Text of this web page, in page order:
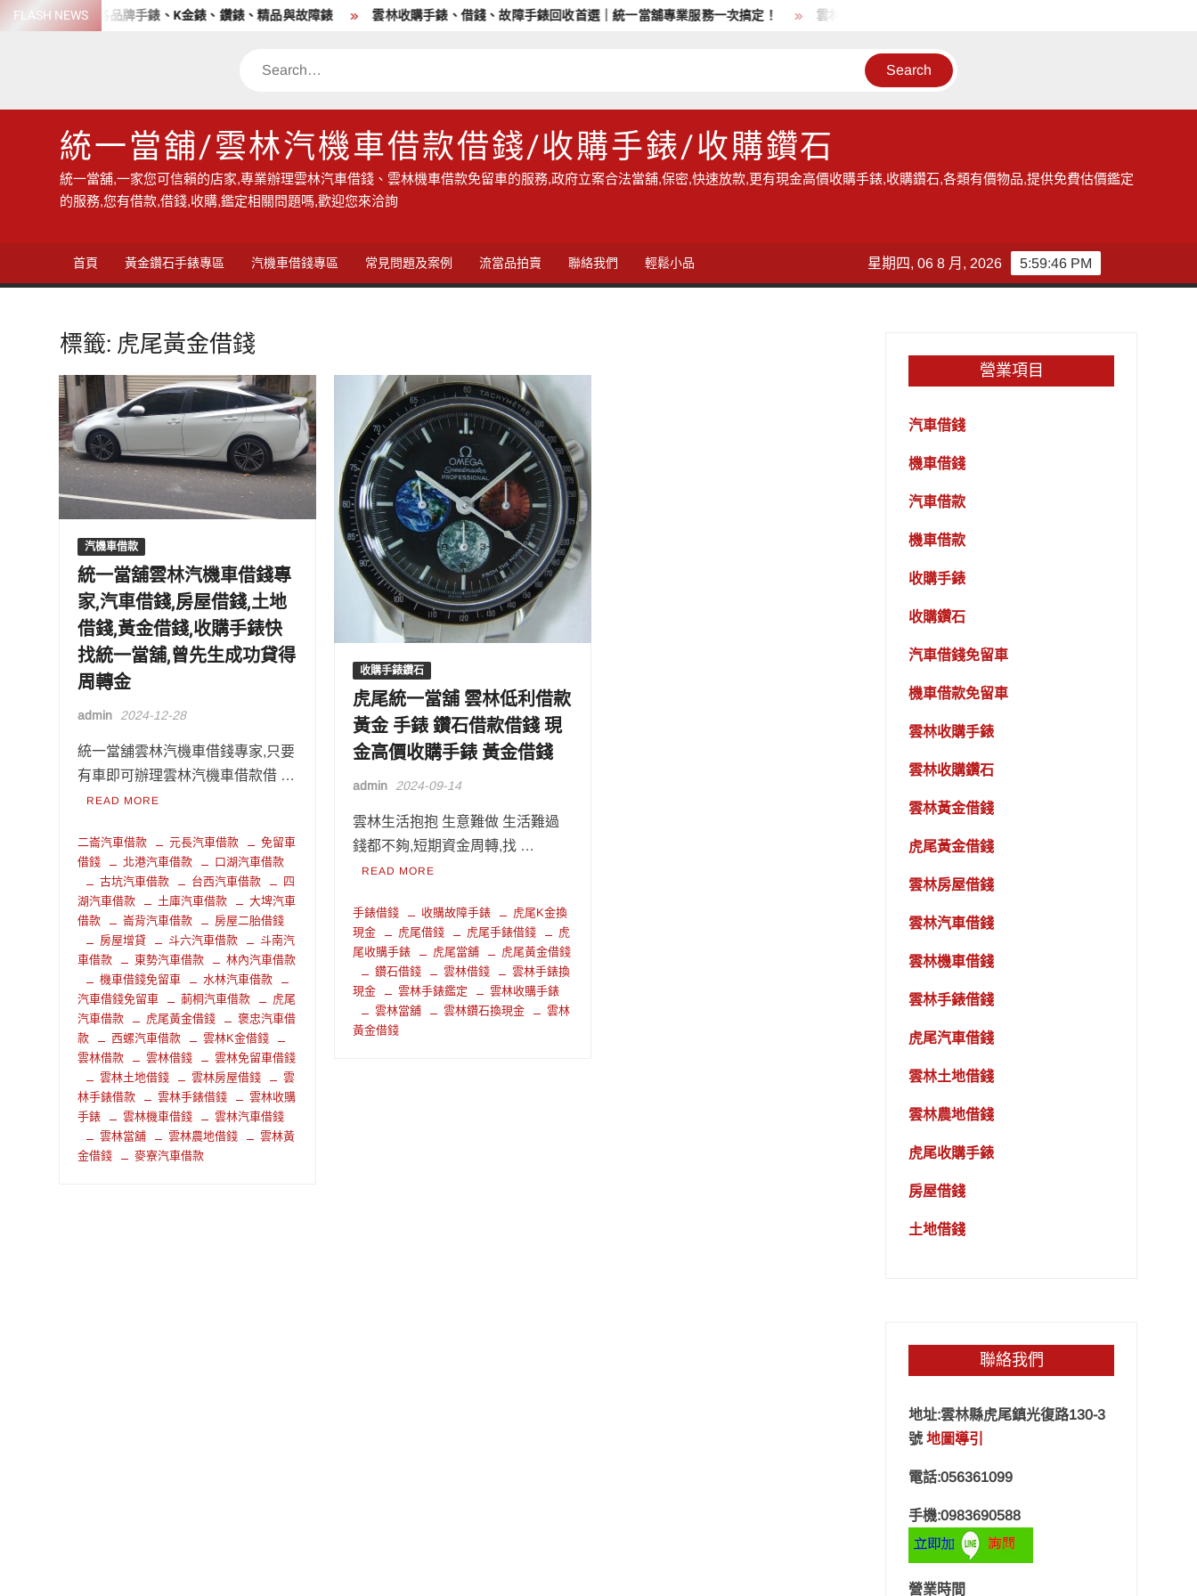
SkipFLASH NEWS
店 高價收購各品牌手錶、K金錶、鑽錶、精品與故障錶 雲林收購手錶、借錢、故障手錶回收首選｜統一當舖專業服務一次搞定！ 雲林地區的收購手錶服務,讓您獲得現金高價雲林收購手錶的機會
Search
統一當舖/雲林汽機車借款借錢/收購手錶/收購鑽石
統一當舖,一家您可信賴的店家,專業辦理雲林汽車借錢、雲林機車借款免留車的服務,政府立案合法當舖,保密,快速放款,更有現金高價收購手錶,收購鑽石,各類有價物品,提供免費估價鑑定
的服務,您有借款,借錢,收購,鑑定相關問題嗎,歡迎您來洽詢
首頁 黃金鑽石手錶專區 汽機車借錢專區 常見問題及案例 流當品拍賣 聯絡我們 輕鬆小品 5:59:46 PM
星期四, 06 8 月, 2026
標籤: 虎尾黃金借錢
汽機車借款
統一當舖雲林汽機車借錢專
家,汽車借錢,房屋借錢,土地
借錢,黃金借錢,收購手錶快
找統一當舖,曾先生成功貸得
周轉金
admin 2024-12-28
統一當舖雲林汽機車借錢專家,只要
有車即可辦理雲林汽機車借款借 …
READ MORE
二崙汽車借款 元長汽車借款
免留車
借錢
北港汽車借款
口湖汽車借款
古坑汽車借款
台西汽車借款
四
湖汽車借款
土庫汽車借款
大埤汽車
借款
崙背汽車借款
房屋二胎借錢
房屋增貸
斗六汽車借款
斗南汽
車借款
東勢汽車借款
林內汽車借款
機車借錢免留車
水林汽車借款
汽車借錢免留車
莿桐汽車借款
虎尾
汽車借款
虎尾黃金借錢
褒忠汽車借
款
西螺汽車借款
雲林K金借錢
雲林借款
雲林借錢
雲林免留車借錢
雲林土地借錢
雲林房屋借錢
雲
林手錶借款
雲林手錶借錢
雲林收購
手錶
雲林機車借錢
雲林汽車借錢
雲林當舖
雲林農地借錢
雲林黃
金借錢
麥寮汽車借款
收購手錶鑽石
虎尾統一當舖 雲林低利借款
黃金 手錶 鑽石借款借錢 現
金高價收購手錶 黃金借錢
admin 2024-09-14
雲林生活抱抱 生意難做 生活難過
錢都不夠,短期資金周轉,找 …
READ MORE
手錶借錢 收購故障手錶
虎尾K金換
現金
虎尾借錢 虎尾手錶借錢
虎
尾收購手錶
虎尾當舖
虎尾黃金借錢
鑽石借錢
雲林借錢
雲林手錶換
現金
雲林手錶鑑定
雲林收購手錶
雲林當舖
雲林鑽石換現金
雲林
黃金借錢
營業項目
汽車借錢
機車借錢
汽車借款
機車借款
收購手錶
收購鑽石
汽車借錢免留車
機車借款免留車
雲林收購手錶
雲林收購鑽石
雲林黃金借錢
虎尾黃金借錢
雲林房屋借錢
雲林汽車借錢
雲林機車借錢
雲林手錶借錢
虎尾汽車借錢
雲林土地借錢
雲林農地借錢
虎尾收購手錶
房屋借錢
土地借錢
聯絡我們
地址:雲林縣虎尾鎮光復路130-3
號地圖導引
電話:056361099
手機:0983690588
營業時間